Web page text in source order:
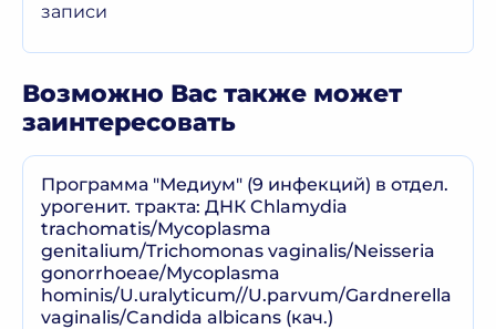
записи
Возможно Вас также может
заинтересовать
Программа "Медиум" (9 инфекций) в отдел.
урогенит. тракта: ДНК Chlamydia
trachomatis/Mycoplasma
genitalium/Trichomonas vaginalis/Neisseria
gonorrhoeae/Mycoplasma
hominis/U.uralyticum//U.parvum/Gardnerella
vaginalis/Candida albicans (кач.)